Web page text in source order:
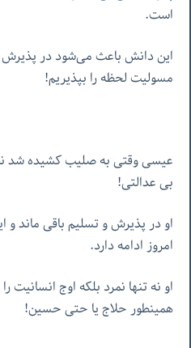
است.
این دانش باعث می‌شود در پذیرش
مسولیت لحظه را بپذیریم!
عیسی وقتی به صلیب کشیده شد
بی عدالتی!
او در پذیرش و تسلیم باقی ماند و
امروز ادامه دارد.
او نه تنها نمرد بلکه اوج انسانیت
همینطور حلاج یا حتی حسین!